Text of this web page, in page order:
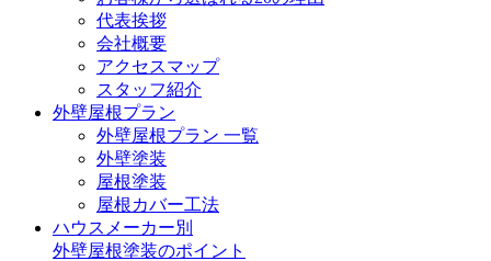
代表挨拶
会社概要
アクセスマップ
スタッフ紹介
外壁屋根プラン
外壁屋根プラン 一覧
外壁塗装
屋根塗装
屋根カバー工法
ハウスメーカー別
外壁屋根塗装のポイント